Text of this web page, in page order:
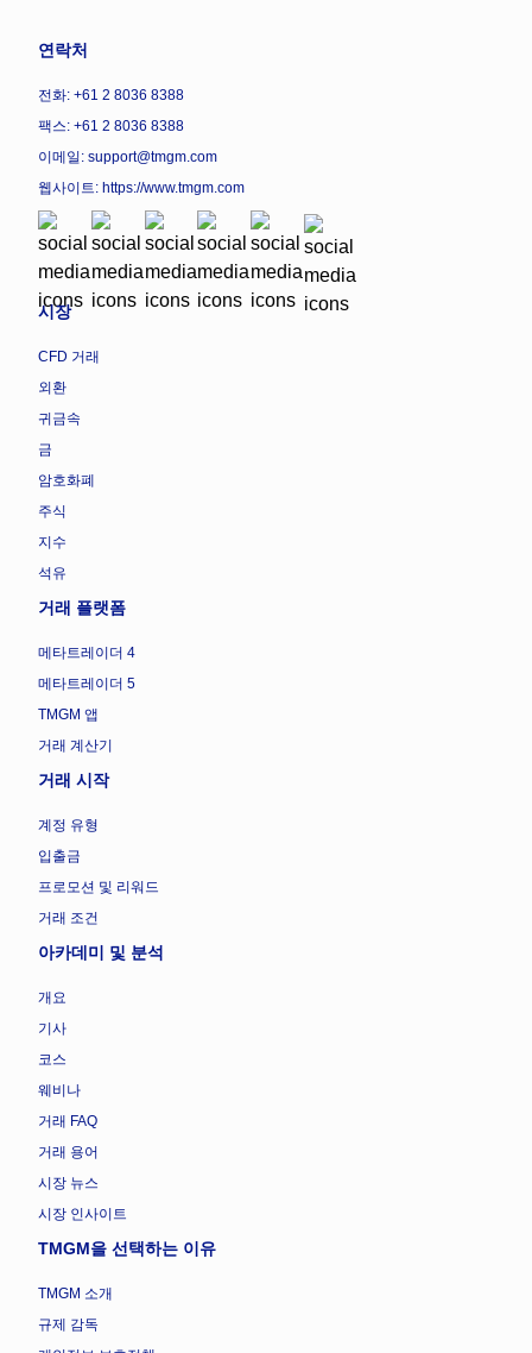
연락처
전화: +61 2 8036 8388
팩스: +61 2 8036 8388
이메일: support@tmgm.com
웹사이트: https://www.tmgm.com
시장
CFD 거래
외환
귀금속
금
암호화폐
주식
지수
석유
거래 플랫폼
메타트레이더 4
메타트레이더 5
TMGM 앱
거래 계산기
거래 시작
계정 유형
입출금
프로모션 및 리워드
거래 조건
아카데미 및 분석
개요
기사
코스
웨비나
거래 FAQ
거래 용어
시장 뉴스
시장 인사이트
TMGM을 선택하는 이유
TMGM 소개
규제 감독